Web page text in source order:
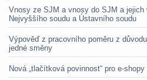
Vnosy ze SJM a vnosy do SJM a
Nejvyššího soudu a Ústavního soudu
Výpověď z pracovního poměru z
jedné směny
Nová „tlačítková povinnost“ pro e-shopy